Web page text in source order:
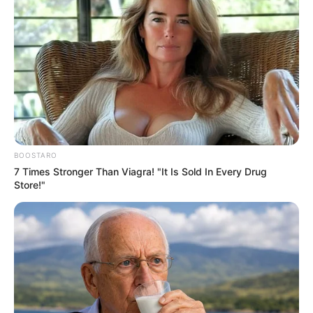
Material was zum Klettern notwendig ist gestellt und
ist im Eintrittspreis inklusive. Der Kletterwald ist TÜV
geprüft und erfüllt strenge Qualitäts- und
Sicherheitsstandards. Informationen unterwww.klett
erwald-hoherodskopf.de
. Eingetragen von
Kletterwald Hoherodskopf.
Vogelpark Schotten - In dem sehr schön angelegten
Park findet man außer einer großen Anzahl
verschiedener heimischer sowie exotischer
Vogelarten auch "große" Tiere, wie Lamas und
Kängurus. Ebenso sind hier die lustigen
Erdmännchen, Affen, Polarfüchse u.v.m. zu Hause.
Außerdem gibt es für die Kleinen ein großes
Spielgelände mit einem Naturpfad für die Sinne.
Informationen unterwww.vogelpark-schotten.de.
Eingetragen von silke.
Modellbahnparadies in Mühlheim am Main - Eine
BOOSTARO
7 Times Stronger Than Viagra! "It Is Sold In Every Drug
Store!"